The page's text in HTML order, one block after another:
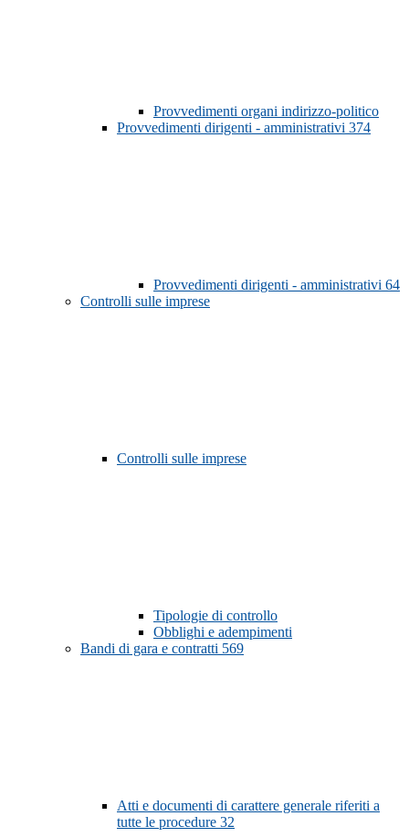
Provvedimenti organi indirizzo-politico
Provvedimenti dirigenti - amministrativi 374
Provvedimenti dirigenti - amministrativi 64
Controlli sulle imprese
Controlli sulle imprese
Tipologie di controllo
Obblighi e adempimenti
Bandi di gara e contratti 569
Atti e documenti di carattere generale riferiti a
tutte le procedure 32